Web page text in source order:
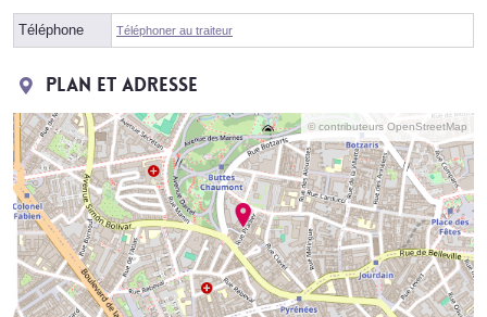
Téléphone Téléphoner au traiteur
Plan et adresse
© contributeurs OpenStreetMap